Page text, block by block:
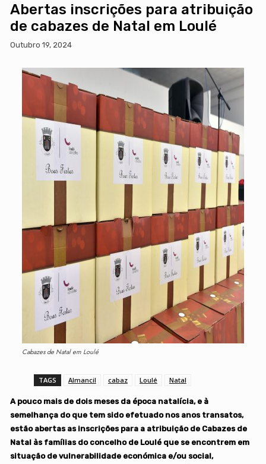
Abertas inscrições para atribuição
de cabazes de Natal em Loulé
Outubro 19, 2024
Cabazes de Natal em Loulé
TAGS Almancil cabaz Loulé Natal
A pouco mais de dois meses da época natalícia, e à
semelhança do que tem sido efetuado nos anos transatos,
estão abertas as inscrições para a atribuição de Cabazes de
Natal às famílias do concelho de Loulé que se encontrem em
situação de vulnerabilidade económica e/ou social,